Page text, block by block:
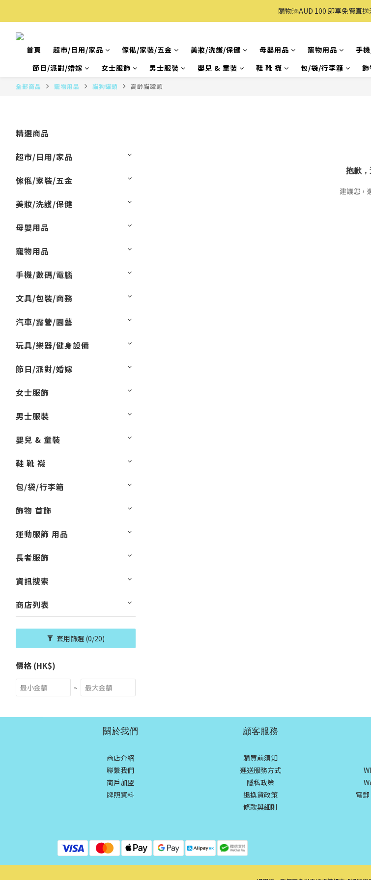
購買滿 $100 即享免費送貨(香港
購物滿AUD 100 即享免費直送
首頁
超市/日用/家品 傢俬/家裝/五金 美妝/洗護/保健 母嬰用品 寵物用品 手
節日/派對/婚嫁
女士服飾 男士服裝 嬰兒 & 童裝 鞋 靴 襪 包/袋/行李箱
全部商品 寵物用品 貓狗罐頭 高齡貓罐頭
精選商品
超市/日用/家品
傢俬/家裝/五金
美妝/洗護/保健
母嬰用品
寵物用品
手機/數碼/電腦
文具/包裝/商務
汽車/露營/園藝
玩具/樂器/健身設備
節日/派對/婚嫁
女士服飾
男士服裝
嬰兒 & 童裝
鞋 靴 襪
包/袋/行李箱
飾物 首飾
運動服飾 用品
長者服飾
資訊搜索
商店列表
套用篩選 (0/20)
價格 (HK$)
~
抱歉
建議您，
關於我們
商店介紹
聯繫我們
商戶加盟
牌照資料
顧客服務
購買前須知
運送服務方式
隱私政策
退換貨政策
條款與細則
電